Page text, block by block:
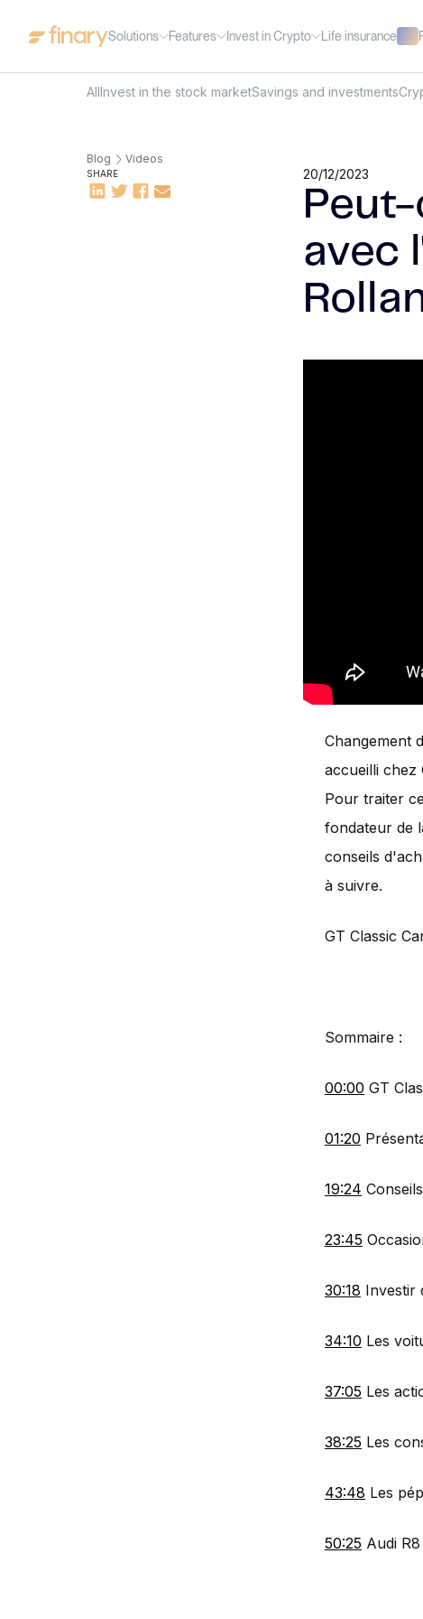
Solutions Features Invest in Crypto Life insurance
AllInvest in the stock marketSavings and investments
Blog Videos
SHARE 20/12/2023
avec
Changement
accueilli chez
Pour traiter
fondateur de
conseils
à suivre.
GT Classic
Sommaire :
00:00 GT
01:20
19:24
23:45
30:18 Investir
34:10 Les
37:05 Les
38:25 Les
43:48 Les
50:25 Audi